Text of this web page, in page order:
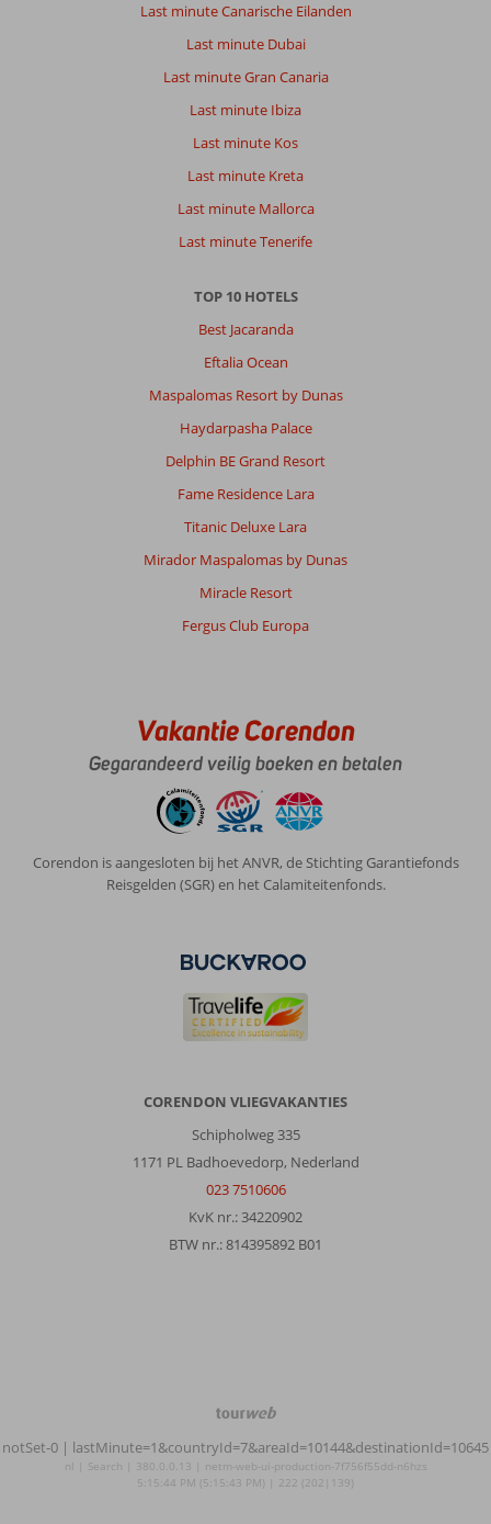
Last minute Canarische Eilanden
Last minute Dubai
Last minute Gran Canaria
Last minute Ibiza
Last minute Kos
Last minute Kreta
Last minute Mallorca
Last minute Tenerife
TOP 10 HOTELS
Best Jacaranda
Eftalia Ocean
Maspalomas Resort by Dunas
Haydarpasha Palace
Delphin BE Grand Resort
Fame Residence Lara
Titanic Deluxe Lara
Mirador Maspalomas by Dunas
Miracle Resort
Fergus Club Europa
Vakantie Corendon
Gegarandeerd veilig boeken en betalen
Corendon is aangesloten bij het ANVR, de Stichting Garantiefonds
Reisgelden (SGR) en het Calamiteitenfonds.
CORENDON VLIEGVAKANTIES
Schipholweg 335
1171 PL Badhoevedorp, Nederland
023 7510606
KvK nr.: 34220902
BTW nr.: 814395892 B01
TourWeb
©
NetMatch
notSet-0 | lastMinute=1&countryId=7&areaId=10144&destinationId=10645
nl | Search | 380.0.0.13 | netm-web-ui-production-7f756f55dd-n6hzs
5:15:44 PM (5:15:43 PM) | 222 (202|139)